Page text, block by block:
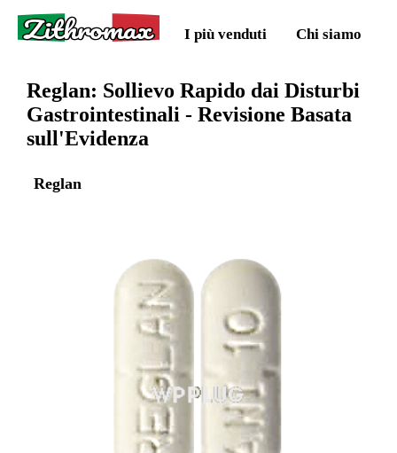
Zithromax I più venduti Chi siamo
Reglan: Sollievo Rapido dai Disturbi
Gastrointestinali - Revisione Basata
sull'Evidenza
Reglan